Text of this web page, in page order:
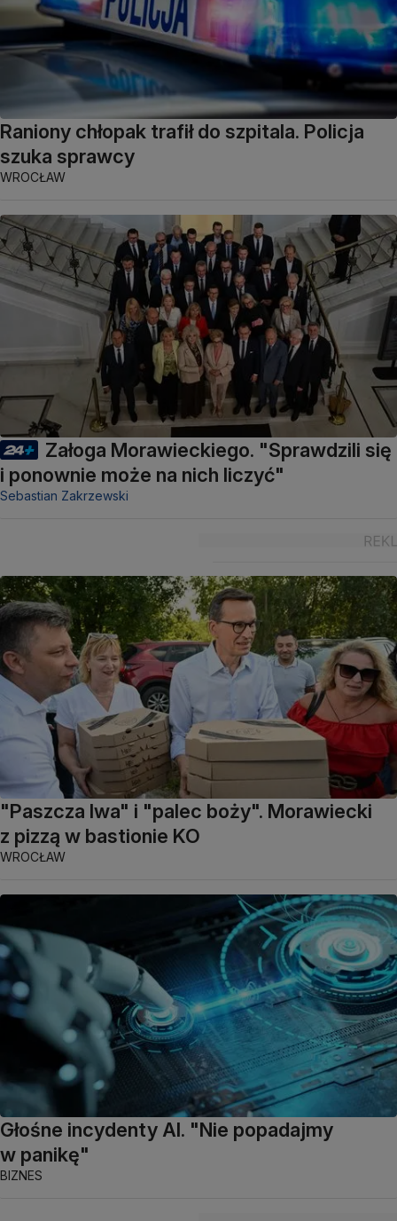
Raniony chłopak trafił do szpitala. Policja
szuka sprawcy
WROCŁAW
Załoga Morawieckiego. "Sprawdzili się
i ponownie może na nich liczyć"
Sebastian Zakrzewski
"Paszcza lwa" i "palec boży". Morawiecki
z pizzą w bastionie KO
WROCŁAW
Głośne incydenty AI. "Nie popadajmy
w panikę"
BIZNES